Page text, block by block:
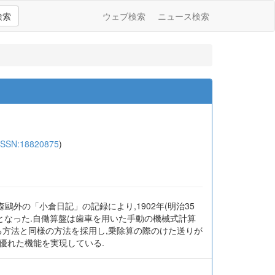
索 ウェブ検索 ニュース検索
)
外の「小倉日記」の記録により,1902年(明治35
った.自働算盤は歯車を用いた手動の機械式計算
法と同様の方法を採用し,乗除算の際のけた送りが
れた機能を実現している.